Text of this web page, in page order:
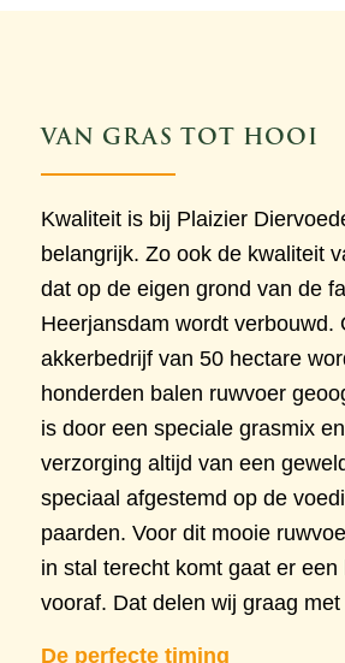
VAN GRAS TOT HOOI
Kwaliteit is bij Plaizier
belangrijk. Zo ook de kwaliteit
dat op de eigen grond van de
Heerjansdam wordt verbouwd.
akkerbedrijf van 50 hectare
honderden balen ruwvoer
is door een speciale grasmix
verzorging altijd van een
speciaal afgestemd op de
paarden. Voor dit mooie
in stal terecht komt gaat er
vooraf. Dat delen wij graag met
De perfecte timing